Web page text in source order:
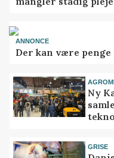
ANNONCE
Der kan være
Ny
GRISE